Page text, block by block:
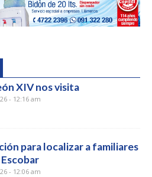
XIV nos visita
- 12:16 am
para localizar a familiares
- 12:06 am